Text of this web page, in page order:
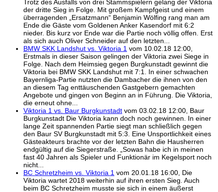
Trotz des Ausfalls von drei Stammspielern gelang der Viktoria
der dritte Sieg in Folge. Mit großem Kampfgeist und einem
überragenden „Ersatzmann“ Benjamin Wölfing rang man am
Ende die Gäste vom Goldenen Anker Kasendorf mit 6:2
nieder. Bis kurz vor Ende war die Partie noch völlig offen. Erst
als sich auch Oliver Schneider auf den letzten...
BMW SKK Landshut vs. Viktoria 1 vom 10.02.18 12:00,
Erstmals in dieser Saison gelingen der Viktoria zwei Siege in
Folge. Nach dem Heimsieg gegen Burgkunstadt gewinnt die
Viktoria bei BMW SKK Landshut mit 7:1. In einer schwachen
Bayernliga-Partie nutzten die Dambacher die ihnen von den
an diesem Tag enttäuschenden Gastgebern gemachten
Angebote und gingen von Beginn an in Führung. Die Viktoria,
die erneut ohne...
Viktoria 1 vs. Baur Burgkunstadt vom 03.02.18 12:00, Baur
Burgkunstadt Die Viktoria kann doch noch gewinnen. In einer
lange Zeit spannenden Partie siegt man schließlich gegen
den Baur SV Burgkunstadt mit 5:3. Eine Unsportlichkeit eines
Gästeakteurs brachte vor der letzten Bahn die Hausherren
endgültig auf die Siegerstraße. „Sowas habe ich in meinen
fast 40 Jahren als Spieler und Funktionär im Kegelsport noch
nicht...
BC Schretzheim vs. Viktoria 1 vom 20.01.18 16:00, Die
Viktoria wartet 2018 weiterhin auf ihren ersten Sieg. Auch
beim BC Schretzheim musste sie sich in einem äußerst